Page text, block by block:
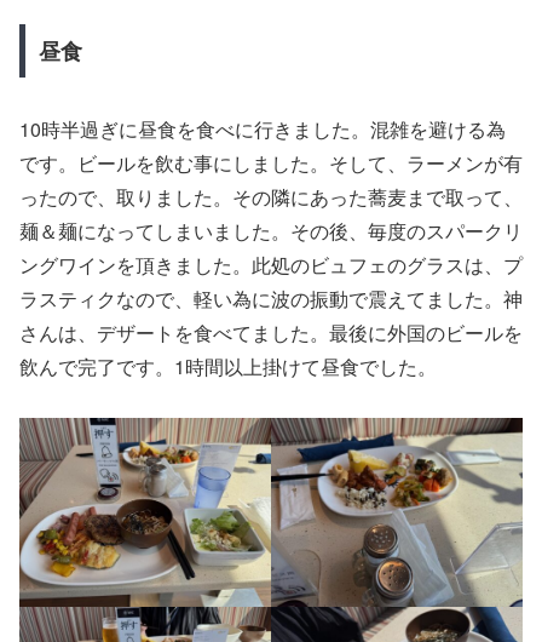
昼食
10時半過ぎに昼食を食べに行きました。混雑を避ける為
です。ビールを飲む事にしました。そして、ラーメンが有
ったので、取りました。その隣にあった蕎麦まで取って、
麺＆麺になってしまいました。その後、毎度のスパークリ
ングワインを頂きました。此処のビュフェのグラスは、プ
ラスティクなので、軽い為に波の振動で震えてました。神
さんは、デザートを食べてました。最後に外国のビールを
飲んで完了です。1時間以上掛けて昼食でした。